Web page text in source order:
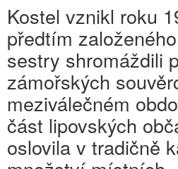
Kostel vznikl roku
předtím
sestry shromáždili
zámořských
meziválečném
část lipovských
oslovila v tradičně